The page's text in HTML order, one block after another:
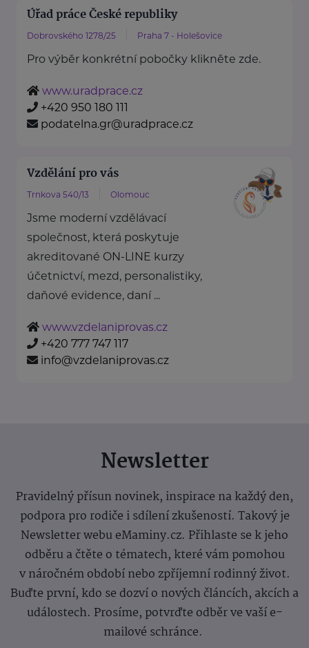
Úřad práce České republiky
Dobrovského 1278/25 Praha 7 - Holešovice
Pro výběr konkrétní pobočky klikněte zde.
www.uradprace.cz
+420 950 180 111
podatelna.gr@uradprace.cz
Vzdělání pro vás
Trnkova 540/13 Olomouc
Jsme moderní vzdělávací
společnost, která poskytuje
akreditované ON-LINE kurzy
účetnictví, mezd, personalistiky,
daňové evidence, daní ...
www.vzdelaniprovas.cz
+420 777 747 117
info@vzdelaniprovas.cz
Newsletter
Pravidelný přísun novinek, inspirace na každý den,
podpora pro rodiče i sdílení zkušeností. Takový je
Newsletter webu eMaminy.cz. Přihlaste se k jeho
odběru a čtěte o tématech, které vám pomohou
v náročném období nebo zpříjemní rodinný život.
Buďte první, kdo se dozví o nových článcích, akcích a
událostech. Prosíme, potvrďte odběr ve vaší e-
mailové schránce.